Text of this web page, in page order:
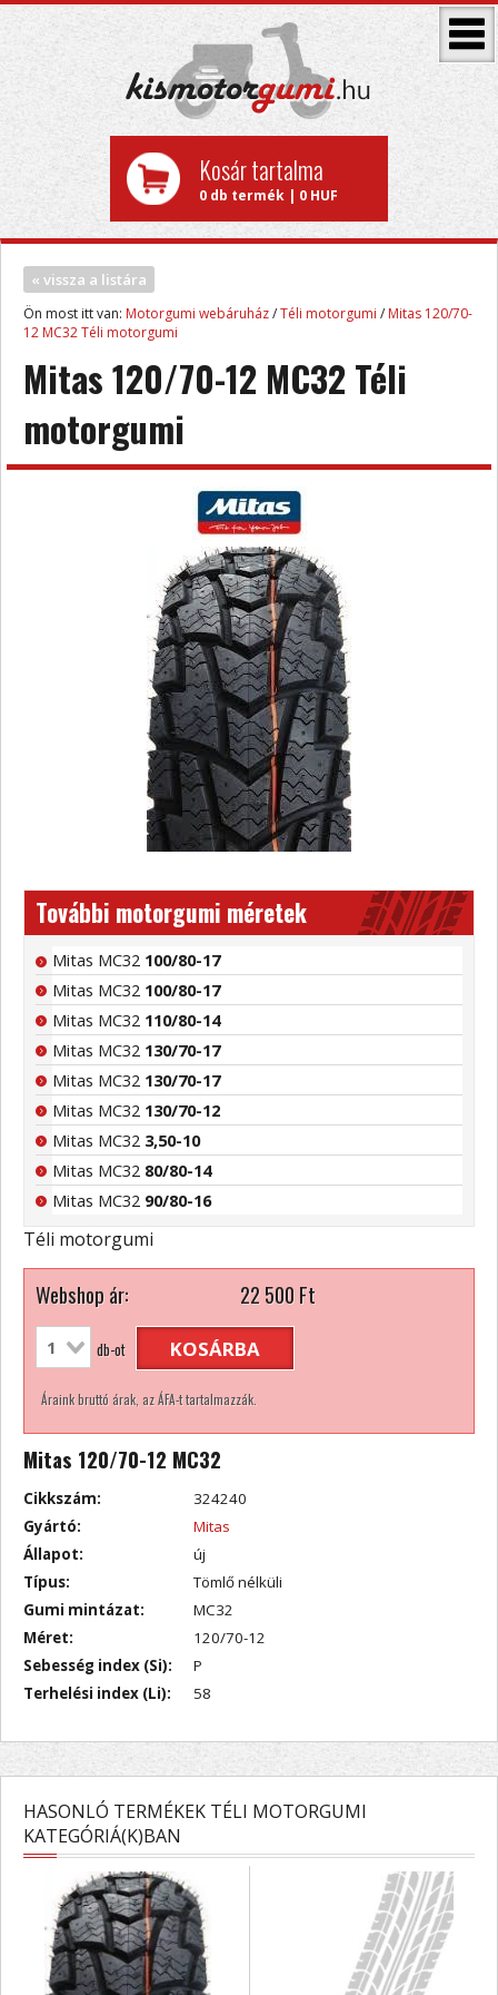
Kosár tartalma
0 db termék | 0 HUF
« vissza a listára
Ön most itt van: Motorgumi webáruház/Téli motorgumi / Mitas 120/70-
12 MC32 Téli motorgumi
Mitas 120/70-12 MC32 Téli
motorgumi
További motorgumi méretek
Mitas MC32 100/80-17
Mitas MC32 100/80-17
Mitas MC32 110/80-14
Mitas MC32 130/70-17
Mitas MC32 130/70-17
Mitas MC32 130/70-12
Mitas MC32 3,50-10
Mitas MC32 80/80-14
Mitas MC32 90/80-16
Téli motorgumi
Webshop ár: 22 500Ft
db-ot KOSÁRBA
Áraink bruttó árak, az ÁFA-t tartalmazzák.
Mitas 120/70-12 MC32
Cikkszám:
324240
Gyártó:
Mitas
Állapot:
új
Típus:
Tömlő nélküli
Gumi mintázat:
MC32
Méret:
120/70-12
Sebesség index (Si):
P
Terhelési index (Li):
58
HASONLÓ TERMÉKEK TÉLI MOTORGUMI
KATEGÓRIÁ(K)BAN